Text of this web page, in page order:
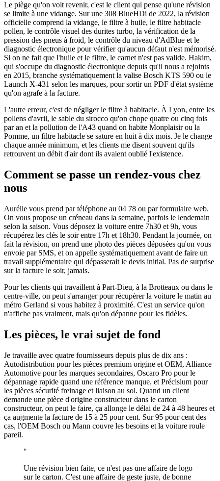
Le piège qu'on voit revenir, c'est le client qui pense qu'une révision
se limite à une vidange. Sur une 308 BlueHDi de 2022, la révision
officielle comprend la vidange, le filtre à huile, le filtre habitacle
pollen, le contrôle visuel des durites turbo, la vérification de la
pression des pneus à froid, le contrôle du niveau d'AdBlue et le
diagnostic électronique pour vérifier qu'aucun défaut n'est mémorisé.
Si on ne fait que l'huile et le filtre, le carnet n'est pas valide. Hakim,
qui s'occupe du diagnostic électronique depuis qu'il nous a rejoints
en 2015, branche systématiquement la valise Bosch KTS 590 ou le
Launch X-431 selon les marques, pour sortir un PDF d'état système
qu'on agrafe à la facture.
L'autre erreur, c'est de négliger le filtre à habitacle. À Lyon, entre les
pollens d'avril, le sable du sirocco qu'on chope quatre ou cinq fois
par an et la pollution de l'A43 quand on habite Monplaisir ou la
Pomme, un filtre habitacle se sature en huit à dix mois. Je le change
chaque année minimum, et les clients me disent souvent qu'ils
retrouvent un débit d'air dont ils avaient oublié l'existence.
Comment se passe un rendez-vous chez
nous
Aurélie vous prend par téléphone au 04 78 ou par formulaire web.
On vous propose un créneau dans la semaine, parfois le lendemain
selon la saison. Vous déposez la voiture entre 7h30 et 9h, vous
récupérez les clés le soir entre 17h et 18h30. Pendant la journée, on
fait la révision, on prend une photo des pièces déposées qu'on vous
envoie par SMS, et on appelle systématiquement avant de faire un
travail supplémentaire qui dépasserait le devis initial. Pas de surprise
sur la facture le soir, jamais.
Pour les clients qui travaillent à Part-Dieu, à la Brotteaux ou dans le
centre-ville, on peut s'arranger pour récupérer la voiture le matin au
métro Gerland si vous habitez à proximité. C'est un service qu'on
n'affiche pas vraiment, mais qu'on dépanne pour les fidèles.
Les pièces, le vrai sujet de fond
Je travaille avec quatre fournisseurs depuis plus de dix ans :
Autodistribution pour les pièces premium origine et OEM, Alliance
Automotive pour les marques secondaires, Oscaro Pro pour le
dépannage rapide quand une référence manque, et Précisium pour
les pièces sécurité freinage et liaison au sol. Quand un client
demande une pièce d'origine constructeur dans le carton
constructeur, on peut le faire, ça allonge le délai de 24 à 48 heures et
ça augmente la facture de 15 à 25 pour cent. Sur 95 pour cent des
cas, l'OEM Bosch ou Mann couvre les besoins et la voiture roule
pareil.
"
Une révision bien faite, ce n'est pas une affaire de logo
sur le carton. C'est une affaire de geste juste, de bonne